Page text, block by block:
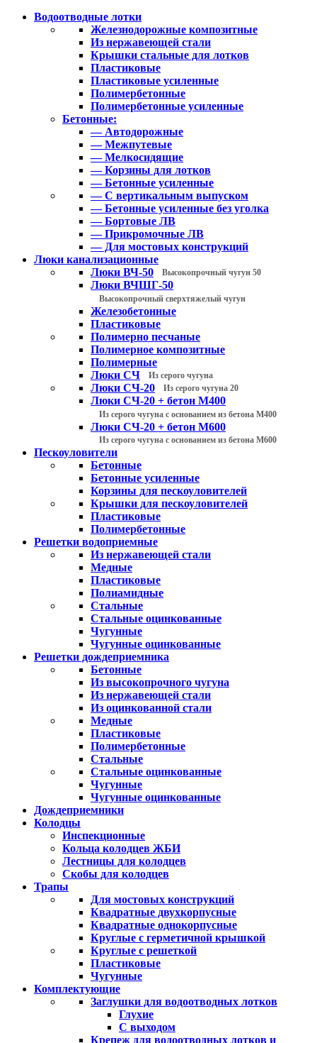
Водоотводные лотки
Железнодорожные композитные
Из нержавеющей стали
Крышки стальные для лотков
Пластиковые
Пластиковые усиленные
Полимербетонные
Полимербетонные усиленные
Бетонные:
— Автодорожные
— Межпутевые
— Мелкосидящие
— Корзины для лотков
— Бетонные усиленные
— С вертикальным выпуском
— Бетонные усиленные без уголка
— Бортовые ЛВ
— Прикромочные ЛВ
— Для мостовых конструкций
Люки канализационные
Люки ВЧ-50
Высокопрочный чугун 50
Люки ВЧШГ-50
Высокопрочный сверхтяжелый чугун
Железобетонные
Пластиковые
Полимерно песчаные
Полимерное композитные
Полимерные
Люки СЧ
Из серого чугуна
Люки СЧ-20 Из серого чугуна 20
Люки СЧ-20 + бетон М400
Из серого чугуна с основанием из бетона М400
Люки СЧ-20 + бетон М600
Из серого чугуна с основанием из бетона М600
Пескоуловители
Бетонные
Бетонные усиленные
Корзины для пескоуловителей
Крышки для пескоуловителей
Пластиковые
Полимербетонные
Решетки водоприемные
Из нержавеющей стали
Медные
Пластиковые
Полиамидные
Стальные
Стальные оцинкованные
Чугунные
Чугунные оцинкованные
Решетки дождеприемника
Бетонные
Из высокопрочного чугуна
Из нержавеющей стали
Из оцинкованной стали
Медные
Пластиковые
Полимербетонные
Стальные
Стальные оцинкованные
Чугунные
Чугунные оцинкованные
Дождеприемники
Колодцы
Инспекционные
Кольца колодцев ЖБИ
Лестницы для колодцев
Скобы для колодцев
Трапы
Для мостовых конструкций
Квадратные двухкорпусные
Квадратные однокорпусные
Круглые с герметичной крышкой
Круглые с решеткой
Пластиковые
Чугунные
Комплектующие
Заглушки для водоотводных лотков
Глухие
С выходом
Крепеж для водоотводных лотков и